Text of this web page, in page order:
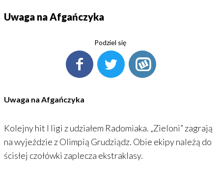
Uwaga na Afgańczyka
Podziel się
Uwaga na Afgańczyka
Kolejny hit I ligi z udziałem Radomiaka. „Zieloni” zagrają
na wyjeździe z Olimpią Grudziądz. Obie ekipy należą do
ścisłej czołówki zaplecza ekstraklasy.